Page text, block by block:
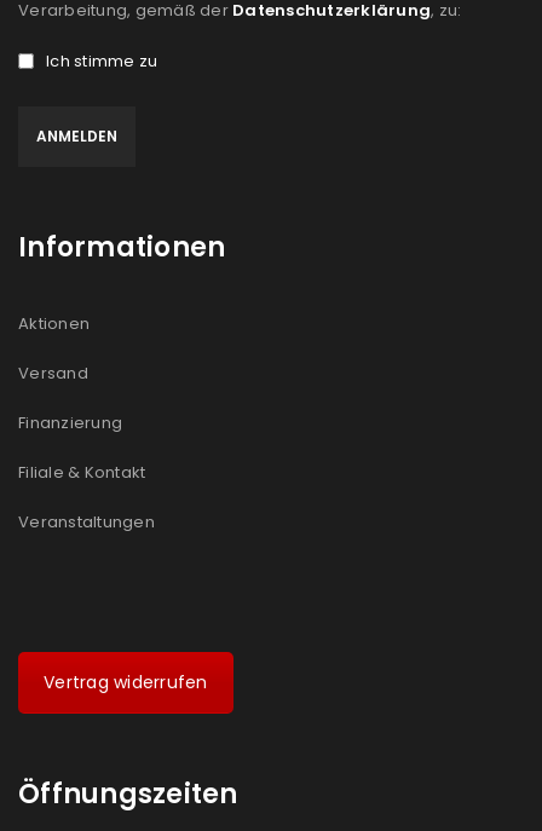
Verarbeitung, gemäß der Datenschutzerklärung, zu:
Ich stimme zu
Informationen
Aktionen
Versand
Finanzierung
Filiale & Kontakt
Veranstaltungen
Vertrag widerrufen
Öffnungszeiten